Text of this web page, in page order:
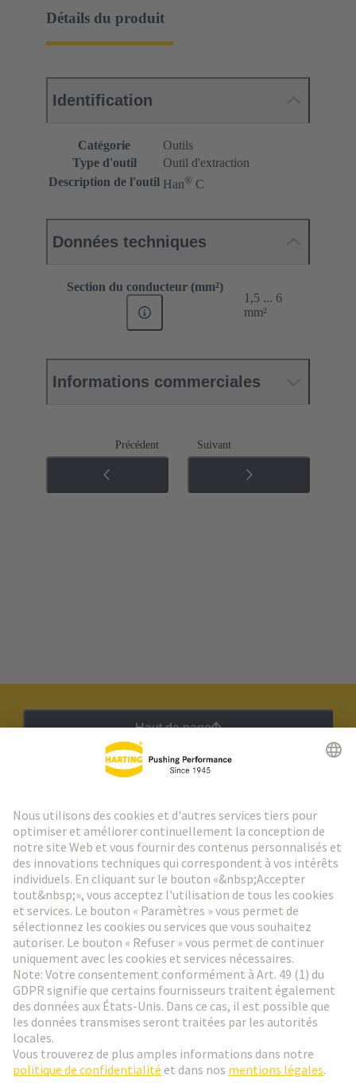
Détails du produit
Identification
Catégorie
Outils
Type d'outil
Outil d'extraction
Description de l'outil Han® C
Données techniques
Section du conducteur (mm²)
1,5 ... 6
mm²
Informations commerciales
Précédent Suivant
Haut de page
Aller à l'inscription
Social Media
France Français